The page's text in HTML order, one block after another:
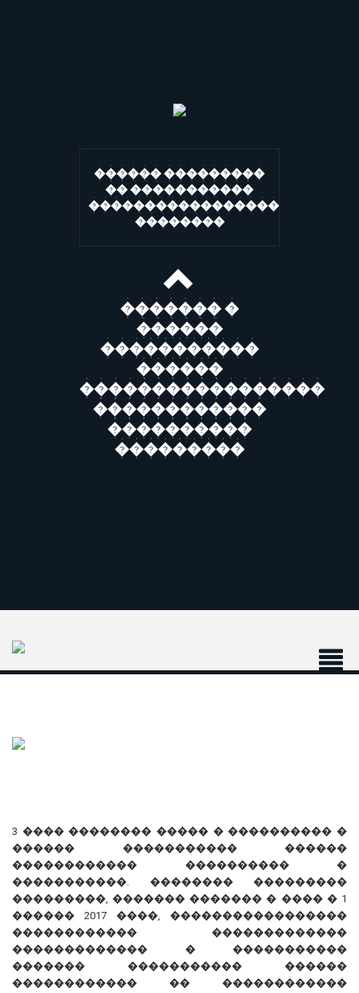
������ ���������
�� �����������
�����������������
��������
������� �
������
�����������
������
�����������������
������������
����������
���������
3 ���� �������� ����� � ���������� �
������ ����������� ������
������������ ���������� �
�����������. �������� ���������
���������, ������� ������� � ���� � 1
������ 2017 ����, �����������������
������������ �������������
������������� � �����������
������� ����������� ������
������������ �� ������������